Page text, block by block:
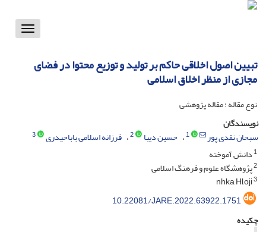
Toggle
تبیین اصول اخلاقی حاکم بر تولید و توزیع محتوا در فضای
مجازی از منظر اخلاق اسلامی
نوع مقاله : مقاله پژوهشی
نویسندگان
سبحان نقدی پور
1 حسین دیبا 2 فرزانه اسلامی باباحیدری
3
1دانش آموخته
2پژوهشگاه علوم و فرهنگ اسلامی
3
10.22081/JARE.2022.63922.1751
چکیده